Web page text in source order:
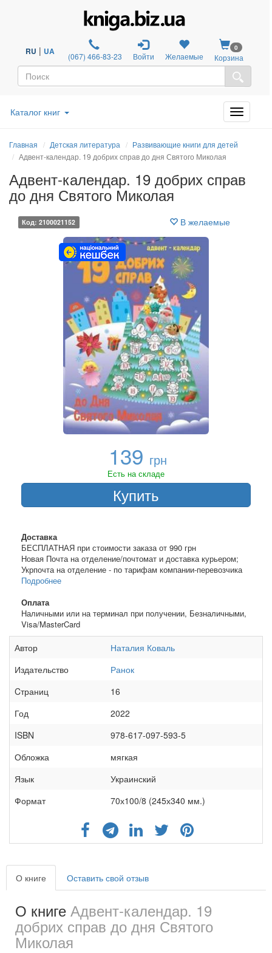
RU | UA (067) 466-83-23 Войти Желаемые
0
Корзина
Каталог книг
Главная Детская литература
Развивающие книги для детей
Адвент-календар. 19 добрих справ до дня Святого Миколая
Адвент-календар. 19 добрих справ
до дня Святого Миколая
Код: 2100021152 В желаемые
139 грн
Есть на складе
Купить
Доставка
БЕСПЛАТНАЯ при стоимости заказа от 990 грн
Новая Почта на отделение/почтомат и доставка курьером;
Укрпочта на отделение - по тарифам компании-перевозчика
Подробнее
Оплата
Наличными или на терминал при получении, Безналичными,
Visa/MasterCard
Автор
Наталия Коваль
Издательство
Ранок
Cтраниц
16
Год
2022
ISBN
978-617-097-593-5
Обложка
мягкая
Язык
Украинский
Формат
70х100/8 (245х340 мм.)
О книге Оставить свой отзыв
О книге Адвент-календар. 19
добрих справ до дня Святого
Миколая